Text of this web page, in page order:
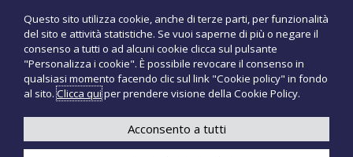
T
e
c
n
o
M
e
P
r
d
o
t
i
e
+39 3921526175
Questo sito utilizza cookie, anche di terze parti, per funzionalità
del sito e attività statistiche. Se vuoi saperne di più o negare il
consenso a tutti o ad alcuni cookie clicca sul pulsante
"Personalizza i cookie". È possibile revocare il consenso in
qualsiasi momento facendo clic sul link "Cookie policy" in fondo
al sito.Clicca quiper prendere visione della Cookie Policy.
Acconsento a tutti